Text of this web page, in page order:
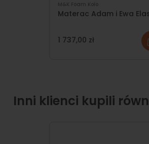
M&K Foam Koło
Materac Adam i Ewa
1 737,00 zł
Inni klienci kupili